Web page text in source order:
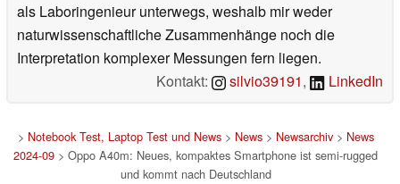
als Laboringenieur unterwegs, weshalb mir weder
naturwissenschaftliche Zusammenhänge noch die
Interpretation komplexer Messungen fern liegen.
Kontakt:
silvio39191, LinkedIn
> Notebook Test, Laptop Test und News> News> Newsarchiv> News
2024-09 > Oppo A40m: Neues, kompaktes Smartphone ist semi-rugged
und kommt nach Deutschland